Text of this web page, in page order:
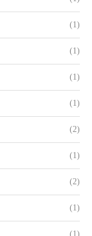
(1)
(1)
(1)
(1)
(2)
(1)
(2)
(1)
(1)